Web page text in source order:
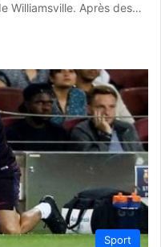
Williamsville. Après des…
Sport